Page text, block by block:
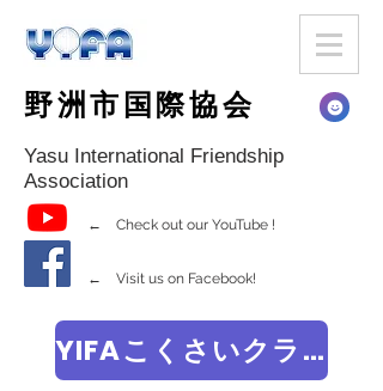
野洲市国際協会
Yasu International Friendship
Association
← Check out our YouTube !
← Visit us on Facebook!
YIFAこくさいクラブ